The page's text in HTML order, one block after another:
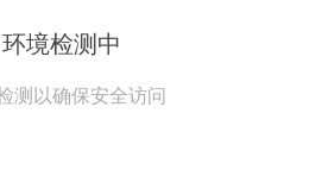
环境检测中
测以确保安全访问